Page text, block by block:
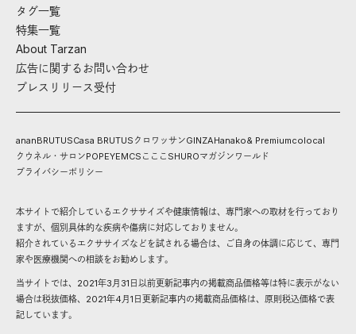
タグ一覧
特集一覧
About Tarzan
広告に関するお問い合わせ
プレスリリース受付
ananBRUTUSCasa BRUTUS クロワッサンGINZAHanako& Premiumcolocal
クウネル・サロンPOPEYEMCS こここ SHUROマガジンワールド
プライバシーポリシー
本サイトで紹介しているエクササイズや健康情報は、専門家への取材を行っており
ますが、個別具体的な疾病や傷病に対応しておりません。
紹介されているエクササイズなどを試される場合は、ご自身の体調に応じて、専門
家や医療機関への相談をお勧めします。
当サイトでは、2021年3月31日以前更新記事内の掲載商品価格等は特に表示がない
場合は税抜価格、2021年4月1日更新記事内の掲載商品価格は、原則税込価格で表
記しています。